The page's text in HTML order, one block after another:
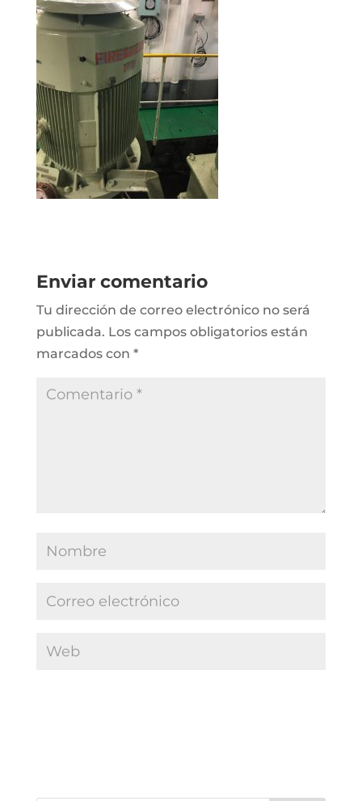
Enviar comentario
Tu dirección de correo electrónico no será
publicada. Los campos obligatorios están
marcados con *